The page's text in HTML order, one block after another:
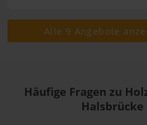
Alle 9 Angebote
Häufige Fragen zu
Halsbrücke